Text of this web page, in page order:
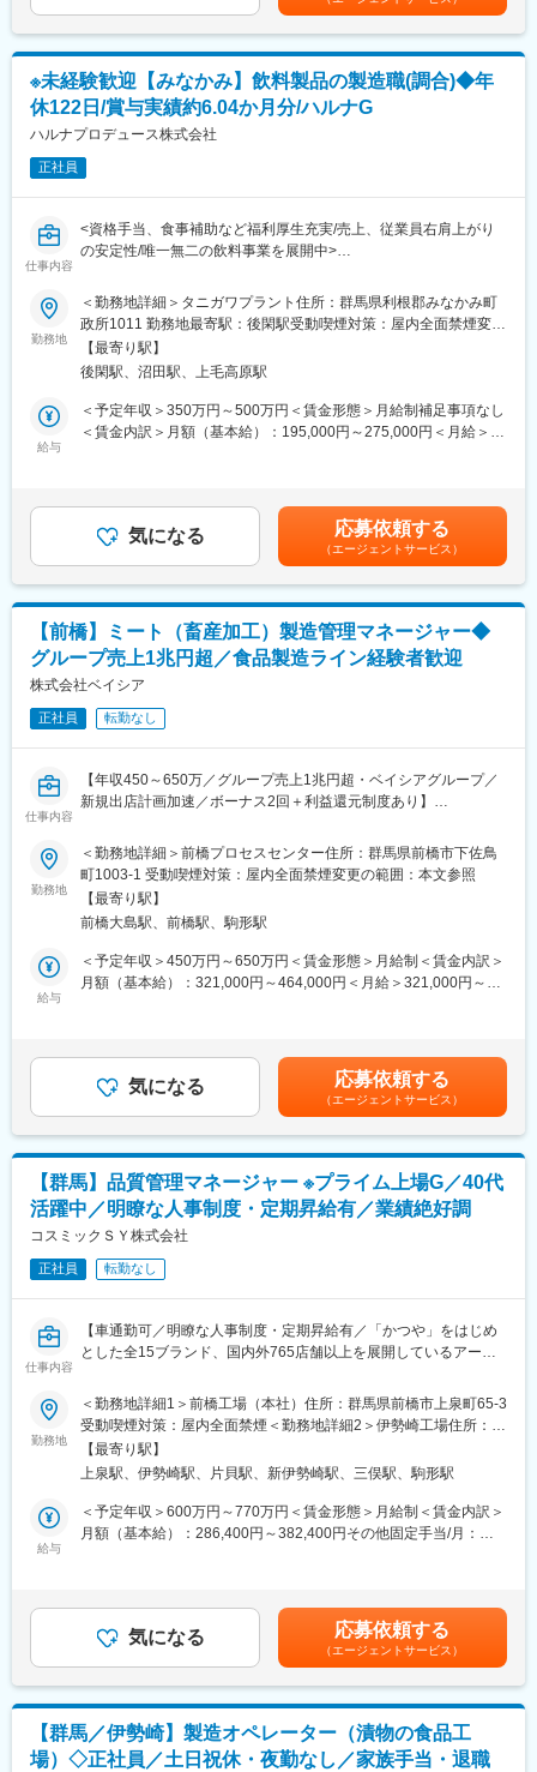
・現場スタッフへの業務指導（50～70代中心）
・備品管理、発注対応
・生産データの集計・分析・改善検証
・クライアント・社内への業務報告
・週次/月次の会議資料作成・報告
・掲示物作成、現場改善活動
・ドライバー不在時の配送対応（AT可）
＜入社後＞
まずは現場作業（栽培・加工）を理解するところからスタート。
業務マニュアルに沿って進めるため未経験でも習得しやすく、
＜キャリア＞
請求書作成、収支管理、契約関連の商談など、拠点全体の運営領
域へ拡張。現場責任者として拠点運営を担うポジションを目指せ
ます。
■業務の特徴
農業（椎茸栽培）と食品加工（ドライフルーツ）の両方を扱う現
■組織
現場は落ち着いた雰囲気で、50～70代のスタッフが中心。年齢層
が高いため、丁寧なコミュニケーションと配慮ある指導が求めら
れます
■働き方
・年間休日123日／土日祝休み
・残業月10時間程度
・各種社会保険／退職金制度あり
＼この求人のポイント／
（1）東証プライム上場グループの安定基盤
（3）年休123日・残業月10時間の働きやすさ
変更の範囲：会社の定める業務
当を含めた表記です。
※未経験歓迎【みなかみ】飲料製品の製造職(調合)◆年
休122日/賞与実績約6.04か月分/ハルナG
ハルナプロデュース株式会社
正社員
仕事内容
<資格手当、食事補助など福利厚生充実/売上、従業員右肩上がり
の安定性/唯一無二の飲料事業を展開中>
■業務概要：
当社の製造スタッフとして「調整豆乳」をはじめとした紙パック
入りの製造ラインにおける豆乳ラインオペレーター職として従事
していただきます。
■業務詳細(調合職)：
・ラインの巡回や管理
※約20kgの大豆を運ぶ業務が発生しますが、機械に際に持ち上げ
るだけとなっており、運ぶ際は台車などを使って運びます。
原料となる大豆の投入をし機械ですりつぶし、調味料などを加え
て味を調整していき、豆乳になる前の状態にします。
・充填
充填業務ではすりつぶした状態の豆乳をこして液体の状態にして
いきます。
その後、パックなどに補充をしていき完成品に近づけてまいりま
す。
・包装
製品にストローやパッケージをつけていき、完成品にしていきま
す。
■組織構成
50名ほどの部署になります。
20-50代まで幅広い年齢層の方が活躍しています。
最初は大豆の投入作業から始めていただく形になります。全ての
業務を習熟するまで1年から1年半かけて、OJTにて教育をしてい
がありましたら話しかけやすい環境です。
■キャリアパスについて
将来的には製造のご経験を積んだうえで別の職種に移ることもで
きますし、また、そのまま管理職にキャリアアップすることも可
能となっております。
■会社の将来性について
当社では海外飲料も取り扱っており、例えばタイ国にある日系コ
ンビニエンストア向けにハルナブランドの「フルーツビネガー」
■事業概要：
国内飲料プロデュース事業では全国の小売流通企業のお客様の飲
売／物流までのサプライチェーン全体を一貫してプロデュースし
ております。企画にとどまらず、規格に基づいた自社工場を活用
して高品質なで安全な商品を製造・提供するビジネスモデルが当
社の強みです。
変更の範囲：会社の定める業務
勤務地
＜勤務地詳細＞タニガワプラント住所：群馬県利根郡みなかみ町
政所1011 勤務地最寄駅：後閑駅受動喫煙対策：屋内全面禁煙変更
の範囲：会社の定める事業所
【最寄り駅】
後閑駅、沼田駅、上毛高原駅
給与
＜予定年収＞350万円～500万円＜賃金形態＞月給制補足事項なし
＜賃金内訳＞月額（基本給）：195,000円～275,000円＜月給＞
率：平均4.68%賃金はあくまでも目安の金額であり、選考を通じ
て上下する可能性があります。月給(月額)は固定手当を含めた表記
です。
気になる 応募依頼する
（エージェントサービス）
【前橋】ミート（畜産加工）製造管理マネージャー◆
グループ売上1兆円超／食品製造ライン経験者歓迎
株式会社ベイシア
正社員 転勤なし
仕事内容
【年収450～650万／グループ売上1兆円超・ベイシアグループ／
新規出店計画加速／ボーナス2回＋利益還元制度あり】
衣食住を総合的に扱うスーパーセンター、食品特化型のスーパー
マーケットを主力形態としながら、1都14県に133店舗（2024年2
月現在）に出店している当社の前橋プロセスセンターにて、ミー
ト（畜産加工）製造管理をお任せします。
【変更の範囲：会社の定める業務】
■具体的な業務：
◎原料管理
・トリミング原料の数値管理
■配属先について：前橋プロセスセンター
自社の店舗向けミート・惣菜品の製造と商品供給を行っている加
工センターです。製造商品は、ミート（畜産加工）では生肉パッ
ク加工～味付け肉加工。惣菜では、ポテトサラダなどの洋惣菜、
うの花などの和惣菜、酢飯などの米飯類の製造を行っています。
■当ポジションの魅力：
・製造から流通・販売までを一貫して担う「製造小売業」とし
て、ベイシアの中核を担うプロセスセンターは、今後も更にお客
みづくりを実施していきます。
仕組みづくりを現在進行中のため、今までの経験と、新しい知見
の習得にも関われます。
・将来のベイシア成長戦略を支えるプロセスセンターは新たなプ
ます。工場管理スキルの活用もできる場面もあることで、活躍の
場を広げていくことが可能です。
中でトップ10に数えられています。最大の特色は、合併や吸収を
せずに独力でここまで成長してきたこと。そして、スーパー、ホ
ームセンター、コンビニエンスストア、家電、カー用品と主力業
態すべてを揃えていることです。ワークマンという特殊な業界で
トップシェアを持つ企業もあります。
創業60余年、さらに皆様に親しまれる企業を目指して、さらなる
改革に挑戦してまいります。
勤務地
＜勤務地詳細＞前橋プロセスセンター住所：群馬県前橋市下佐鳥
町1003-1 受動喫煙対策：屋内全面禁煙変更の範囲：本文参照
【最寄り駅】
前橋大島駅、前橋駅、駒形駅
給与
＜予定年収＞450万円～650万円＜賃金形態＞月給制＜賃金内訳＞
月額（基本給）：321,000円～464,000円＜月給＞321,000円～
せん■昇給：年1回（4月）■賞与：年2回（6月・12月／昨年実績：
5ヶ月分）別途プロフィットシェアリングあり（利益還元制度、4
月）賃金はあくまでも目安の金額であり、選考を通じて上下する
可能性があります。月給(月額)は固定手当を含めた表記です。
気になる 応募依頼する
（エージェントサービス）
【群馬】品質管理マネージャー ※プライム上場G／40代
活躍中／明瞭な人事制度・定期昇給有／業績絶好調
コスミックＳＹ株式会社
正社員 転勤なし
仕事内容
【車通勤可／明瞭な人事制度・定期昇給有／「かつや」をはじめ
とした全15ブランド、国内外765店舗以上を展開しているアーク
性・将来性◎≪プライム市場上場G≫】
■職務内容：品質管理業務を担当していただきます。
【募集背景】事業拡大による増員
【業務詳細】
・品質マニュアル、手順書の作成・管理
・品質の向上、維持、原因究明と是正処理
・品管に関連する資料及び報告書の作成
【変更の範囲：会社の定める業務】
・車、自転車、バイク通勤が可能
・昼食は無料で提供（日替わりのビュッフェ形式）
勤務地
＜勤務地詳細1＞前橋工場（本社）住所：群馬県前橋市上泉町65-3
受動喫煙対策：屋内全面禁煙＜勤務地詳細2＞伊勢崎工場住所：群
馬県伊勢崎市宮子町3034 受動喫煙対策：敷地内喫煙可能場所あり
変更の範囲：会社の定める事業所
【最寄り駅】
上泉駅、伊勢崎駅、片貝駅、新伊勢崎駅、三俣駅、駒形駅
給与
＜予定年収＞600万円～770万円＜賃金形態＞月給制＜賃金内訳＞
月額（基本給）：286,400円～382,400円その他固定手当/月：
て上下する可能性があります。月給(月額)は固定手当を含めた表記
です。 気になる 応募依頼する
（エージェントサービス）
【群馬／伊勢崎】製造オペレーター（漬物の食品工
場）◇正社員／土日祝休・夜勤なし／家族手当・退職